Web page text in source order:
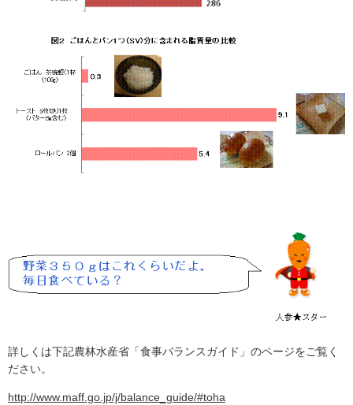
詳しくは下記農林水産省「食事バランスガイド」のページをご覧く
ださい。
http://www.maff.go.jp/j/balance_guide/#toha